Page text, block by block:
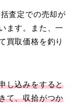
査定での売却が
ます。また、一
買取価格を釣り
し込みをすると
て、収拾がつか